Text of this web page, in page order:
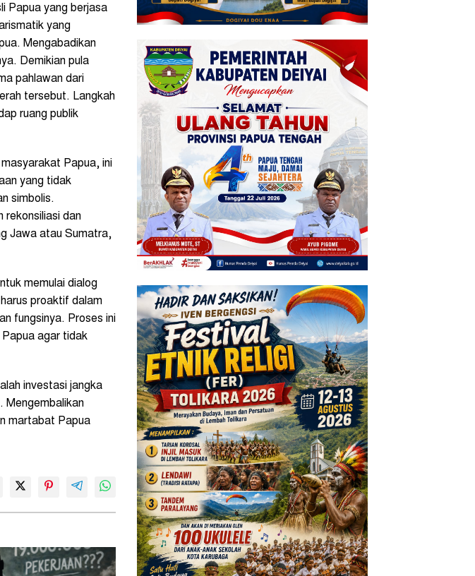
Papua yang berjasa
yang
Mengabadikan
Demikian pula
pahlawan dari
tersebut. Langkah
ruang publik
Papua, ini
yang tidak
simbolis.
rekonsiliasi dan
Jawa atau Sumatra,
memulai dialog
proaktif dalam
fungsinya. Proses ini
agar tidak
investasi jangka
Mengembalikan
martabat Papua